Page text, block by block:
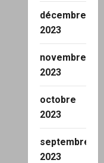
décembre
2023
novembre
2023
octobre
2023
septembre
2023